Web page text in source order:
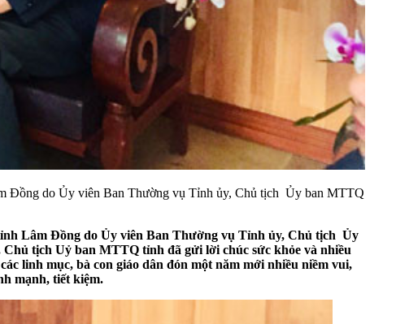
Đồng do Ủy viên Ban Thường vụ Tỉnh ủy, Chủ tịch Ủy ban MTTQ
Lâm Đồng do Ủy viên Ban Thường vụ Tỉnh ủy, Chủ tịch Ủy
tịch Uỷ ban MTTQ tỉnh đã gửi lời chúc sức khỏe và nhiều
linh mục, bà con giáo dân đón một năm mới nhiều niềm vui,
mạnh, tiết kiệm.